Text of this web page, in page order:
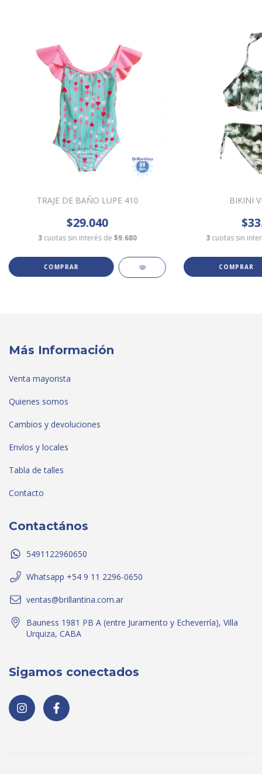
TRAJE DE BAÑO LUPE 410
$29.040
3cuotas sin interés de $9.680
COMPRAR
BIKINI
3 cuotas sin
COMPRAR
Más Información
Venta mayorista
Quienes somos
Cambios y devoluciones
Envíos y locales
Tabla de talles
Contacto
Contactános
5491122960650
Whatsapp +54 9 11 2296-0650
ventas@brillantina.com.ar
Bauness 1981 PB A (entre Juramento y Echeverría), Villa
Urquiza, CABA
Sigamos conectados